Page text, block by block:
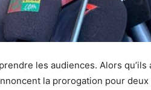
les audiences. Alors
la prorogation pour deux